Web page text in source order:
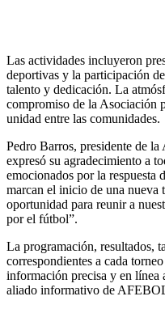
Las actividades incluyeron
deportivas y la participación
talento y dedicación. La
compromiso de la Asociación
unidad entre las comunidades.
Pedro Barros, presidente de
expresó su agradecimiento a
emocionados por la respuesta
marcan el inicio de una nueva
oportunidad para reunir a
por el fútbol”.
La programación, resultados,
correspondientes a cada
información precisa y en línea
aliado informativo de